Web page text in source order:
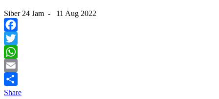
Siber 24 Jam - 11 Aug 2022
Facebook
Twitter
WhatsApp
Email
Share